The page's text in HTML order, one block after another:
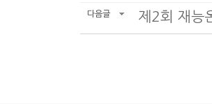
다음글 제2회 재능